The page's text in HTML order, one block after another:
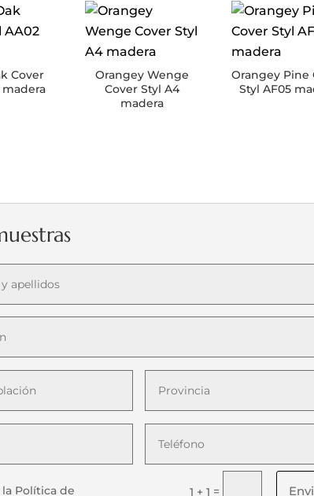
Cover
madera
Orangey Wenge
Cover Styl A4
madera
Orangey Pine
Styl AF05
Política de 1 + 1 =